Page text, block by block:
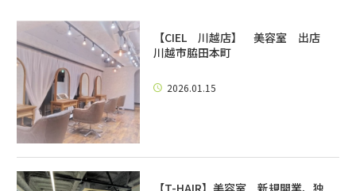
【CIEL 川越店】 美容室 出店
川越市脇田本町
2026.01.15